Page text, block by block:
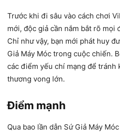
Trước khi đi sâu vào cách chơi
mới, độc giả cần nắm bắt rõ mọi
Chỉ như vậy, bạn mới phát huy
Giả Máy Móc trong cuộc chiến.
các điểm yếu chí mạng để tránh
thương vong lớn.
Điểm mạnh
Qua bao lần dẫn Sứ Giả Máy